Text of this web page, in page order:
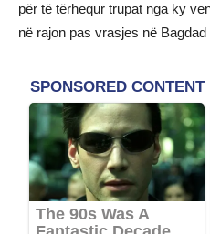
për të tërhequr trupat nga ky
në rajon pas vrasjes në